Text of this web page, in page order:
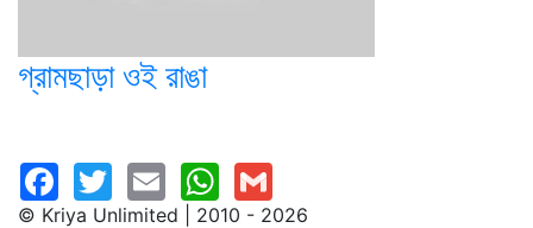
গ্রামছাড়া ওই রাঙা
© Kriya Unlimited | 2010 - 2026